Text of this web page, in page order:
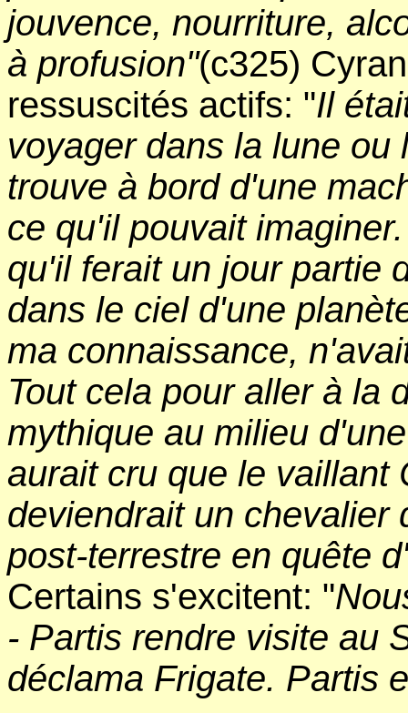
jouvence, nourriture,
à profusion"(c325)
ressuscités actifs: "Il
voyager dans la lune
trouve à bord d'une
ce qu'il pouvait
qu'il ferait un jour partie
dans le ciel d'une
ma connaissance,
Tout cela pour aller à la
mythique au milieu
aurait cru que le vaillant
deviendrait un chevalier
post-terrestre en quête
Certains s'excitent: "
- Partis rendre visite au
déclama Frigate. Partis